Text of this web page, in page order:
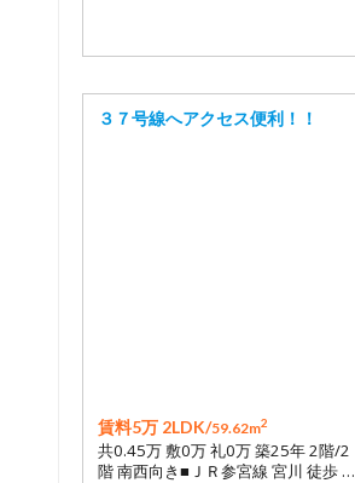
３７号線へアクセス便利！！
賃料5万 2LDK/59.62m2
共0.45万 敷0万 礼0万 築25年 2階/2
階 南西向き■ＪＲ参宮線 宮川 徒歩 …